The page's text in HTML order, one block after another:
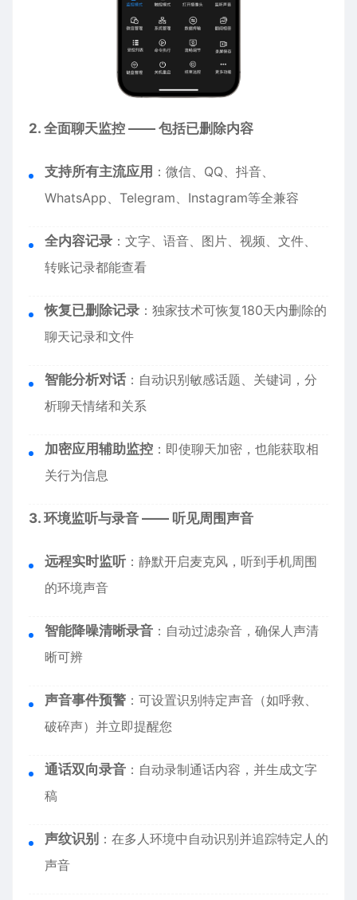
2. 全面聊天监控 —— 包括已删除内容
支持所有主流应用 ：微信、QQ、抖音、
WhatsApp、Telegram、Instagram等全兼容
全内容记录 ：文字、语音、图片、视频、文件、
转账记录都能查看
恢复已删除记录 ：独家技术可恢复180天内删除的
聊天记录和文件
智能分析对话 ：自动识别敏感话题、关键词，分
析聊天情绪和关系
加密应用辅助监控 ：即使聊天加密，也能获取相
关行为信息
3. 环境监听与录音 —— 听见周围声音
远程实时监听 ：静默开启麦克风，听到手机周围
的环境声音
智能降噪清晰录音 ：自动过滤杂音，确保人声清
晰可辨
声音事件预警 ：可设置识别特定声音（如呼救、
破碎声）并立即提醒您
通话双向录音 ：自动录制通话内容，并生成文字
稿
声纹识别 ：在多人环境中自动识别并追踪特定人的
声音